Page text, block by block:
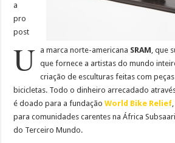
U
a
pro
post
a marca norte-americana SRAM, que
que fornece a artistas do mundo
criação de esculturas feitas com
bicicletas. Todo o dinheiro arrecadado
é doado para a fundaçãoWorld Bike Relief
para comunidades carentes na África
do Terceiro Mundo.